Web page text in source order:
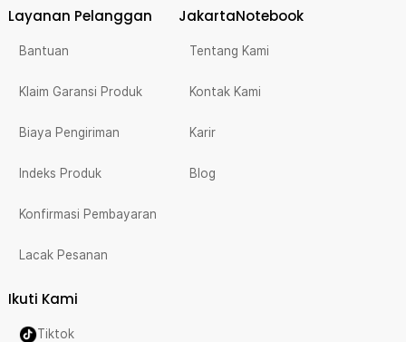
Layanan Pelanggan
Bantuan
Klaim Garansi Produk
Biaya Pengiriman
Indeks Produk
Konfirmasi Pembayaran
Lacak Pesanan
JakartaNotebook
Tentang Kami
Kontak Kami
Karir
Blog
Ikuti Kami
Tiktok